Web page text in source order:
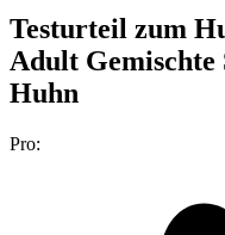
Testurteil zum
Adult Gemischte
Huhn
Pro: